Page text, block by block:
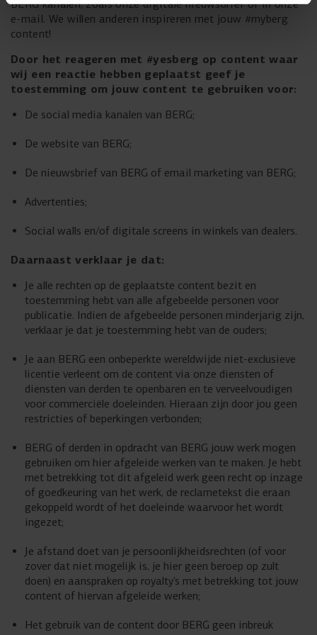
BERG kanalen, zoals onze digitale nieuwsbrief of in onze
e-mail. We willen anderen inspireren met jouw #myberg
content!
Door het reageren met #yesberg op content waar
wij een reactie hebben geplaatst geef je
toestemming om jouw content te gebruiken voor:
De social media kanalen van BERG;
De website van BERG;
De nieuwsbrief van BERG of email marketing van BERG;
Advertenties;
Social walls en/of digitale screens in winkels van dealers.
Daarnaast verklaar je dat:
Je alle rechten op de geplaatste content bezit en
toestemming hebt van alle afgebeelde personen voor
publicatie. Indien de afgebeelde personen minderjarig zijn,
verklaar je dat je toestemming hebt van de ouders;
Je aan BERG een onbeperkte wereldwijde niet-exclusieve
licentie verleent om de content via onze diensten of
diensten van derden te openbaren en te verveelvoudigen
voor commerciële doeleinden. Hieraan zijn door jou geen
restricties of beperkingen verbonden;
BERG of derden in opdracht van BERG jouw werk mogen
gebruiken om hier afgeleide werken van te maken. Je hebt
met betrekking tot dit afgeleid werk geen recht op inzage
of goedkeuring van het werk, de reclametekst die eraan
gekoppeld wordt of het doeleinde waarvoor het wordt
ingezet;
Je afstand doet van je persoonlijkheidsrechten (of voor
zover dat niet mogelijk is, je hier geen beroep op zult
doen) en aanspraken op royalty’s met betrekking tot jouw
content of hiervan afgeleide werken;
Het gebruik van de content door BERG geen inbreuk